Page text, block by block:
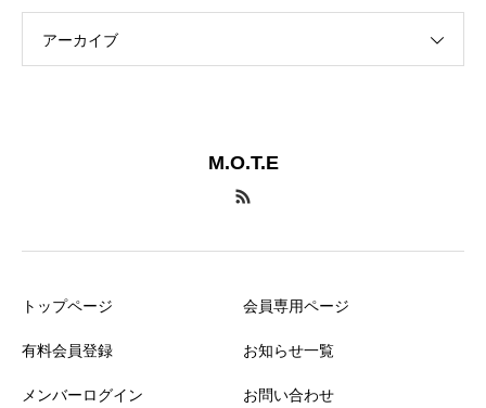
アーカイブ
M.O.T.E
トップページ
有料会員登録
メンバーログイン
会員専用ページ
お知らせ一覧
お問い合わせ